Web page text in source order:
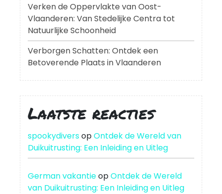
Verken de Oppervlakte van Oost-
Vlaanderen: Van Stedelijke Centra tot
Natuurlijke Schoonheid
Verborgen Schatten: Ontdek een
Betoverende Plaats in Vlaanderen
Laatste reacties
spookydiversopOntdek de Wereld van
Duikuitrusting: Een Inleiding en Uitleg
German vakantieopOntdek de Wereld
van Duikuitrusting: Een Inleiding en Uitleg